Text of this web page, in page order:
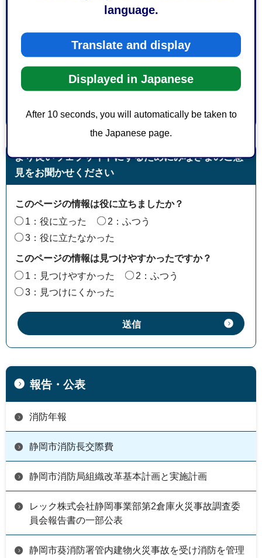
language.
Translate and display
Displayed in Japanese
After 10 seconds, you will automatically be taken to
the Japanese page.
駿河区南八幡町10-30
電話番号：054-280-0132
ファックス番号：054-280-0138
より良いウェブサイトにするためにみなさまのご意
見をお聞かせください
このページの情報は役に立ちましたか？
1：役に立った
2：ふつう
3：役に立たなかった
このページの情報は見つけやすかったですか？
1：見つけやすかった
2：ふつう
3：見つけにくかった
報告・公表
消防年報
静岡市消防長交際費
静岡市消防局組織改革基本計画と実施計画
レック株式会社静岡事業部第2倉庫火災事故調査委
員会報告書の一部公表
静岡市葵消防署管内建物火災事故を受け消防を管理